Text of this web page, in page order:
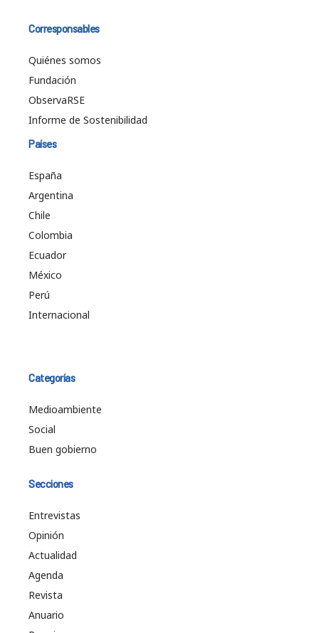
Corresponsables
Quiénes somos
Fundación
ObservaRSE
Informe de Sostenibilidad
Países
España
Argentina
Chile
Colombia
Ecuador
México
Perú
Internacional
Categorías
Medioambiente
Social
Buen gobierno
Secciones
Entrevistas
Opinión
Actualidad
Agenda
Revista
Anuario